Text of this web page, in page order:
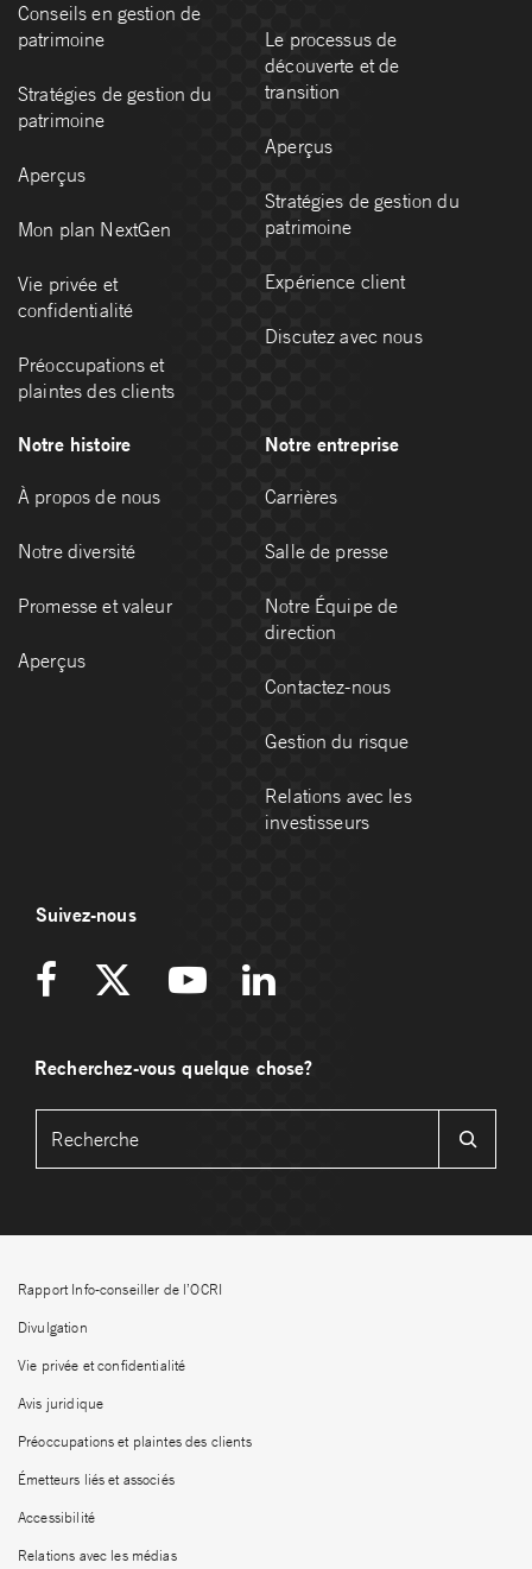
Conseils en gestion de
patrimoine
Stratégies de gestion du
patrimoine
Aperçus
Mon plan NextGen
Vie privée et
confidentialité
Préoccupations et
plaintes des clients
Le processus de
découverte et de
transition
Aperçus
Stratégies de gestion du
patrimoine
Expérience client
Discutez avec nous
Notre histoire
À propos de nous
Notre diversité
Promesse et valeur
Aperçus
Notre entreprise
Carrières
Salle de presse
Notre Équipe de
direction
Contactez-nous
Gestion du risque
Relations avec les
investisseurs
Suivez-nous
Recherchez-vous quelque chose?
Rapport Info-conseiller de l’OCRI
Divulgation
Vie privée et confidentialité
Avis juridique
Préoccupations et plaintes des clients
Émetteurs liés et associés
Accessibilité
Relations avec les médias